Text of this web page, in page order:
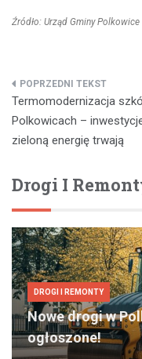
Źródło: Urząd Gminy Polkowice
Nawigacja
wpisu
Termomodernizacja
Polkowicach –
zieloną energię trwają
Drogi I
DROGI I REMONTY
Nowe drogi w
ogłoszone!